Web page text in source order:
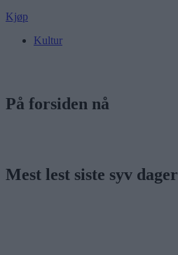
Kjøp
Kultur
På forsiden nå
Mest lest siste syv dager